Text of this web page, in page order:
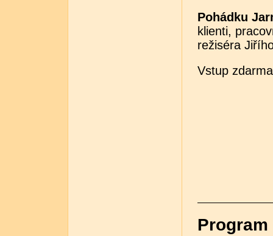
Pohádku
klienti,
režiséra
Vstup